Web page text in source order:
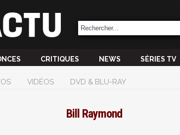
CRITIQUES NEWS SÉRIES TV
VIDÉOS DVD & BLU-RAY
Bill Raymond